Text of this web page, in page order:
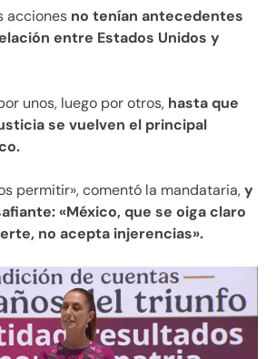
acciones no tenían antecedentes
entre Estados Unidos y
unos, luego por otros, hasta que
se vuelven el principal
permitir», comentó la mandataria,y
«México, que se oiga claro
no acepta injerencias».